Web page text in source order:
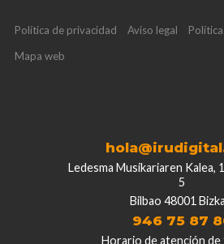
Política de privacidad Aviso legal
Mapa web
Ledesma Musikariaren Kalea,
5
Bilbao 48001
946 75 87
Horario de atención de